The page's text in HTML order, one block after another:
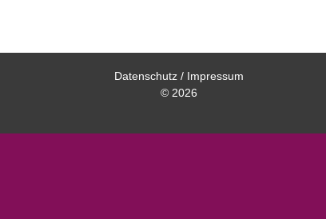
Datenschutz / Impressum
© 2026